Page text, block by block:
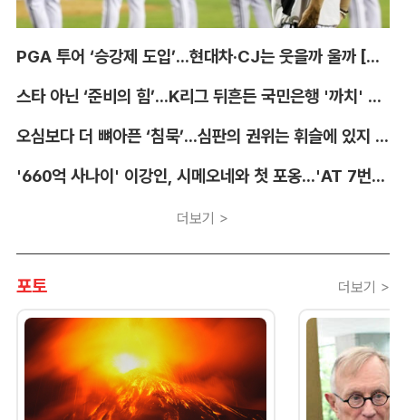
PGA 투어 ‘승강제 도입’...현대차·CJ는 웃을까 울까 [박호윤의 IN&OUT]
스타 아닌 ‘준비의 힘’...K리그 뒤흔든 국민은행 '까치' 사단 [이영규의 비욘더매치]
오심보다 더 뼈아픈 ‘침묵’...심판의 권위는 휘슬에 있지 않다 [박순규의 창]
'660억 사나이' 이강인, 시메오네와 첫 포옹...'AT 7번' 데뷔 초읽기
더보기 >
포토 더보기 >